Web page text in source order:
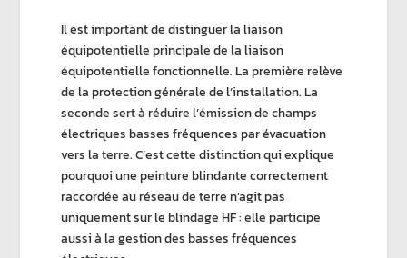
Il est important de distinguer laliaison
équipotentielle principalede laliaison
équipotentielle fonctionnelle. La première relève
de la protection générale de l’installation. La
seconde sert à réduire l’émission dechamps
électriques basses fréquencespar évacuation
vers la terre. C’est cette distinction qui explique
pourquoi unepeinture blindantecorrectement
raccordée au réseau de terre n’agit pas
uniquement sur le blindageHF: elle participe
aussi à lagestion des basses fréquences